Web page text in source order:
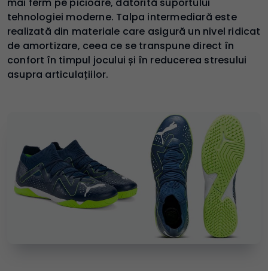
tehnologiei moderne. Talpa intermediară este
realizată din materiale care asigură un nivel ridicat
de amortizare, ceea ce se transpune direct în
confort în timpul jocului și în reducerea stresului
asupra articulațiilor.